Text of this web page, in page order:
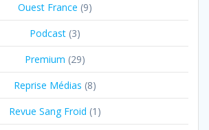
Ouest France (9)
Podcast (3)
Premium (29)
Reprise Médias (8)
Revue Sang Froid (1)